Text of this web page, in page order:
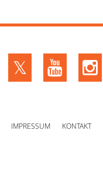
IMPRESSUM KONTAKT